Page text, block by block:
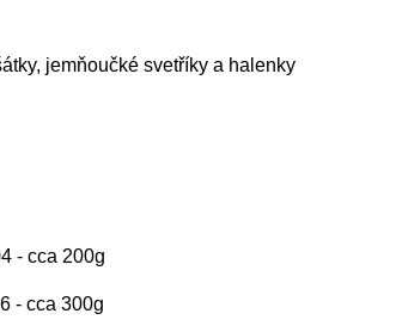
jemňoučké svetříky a halenky
- cca 200g
- cca 300g